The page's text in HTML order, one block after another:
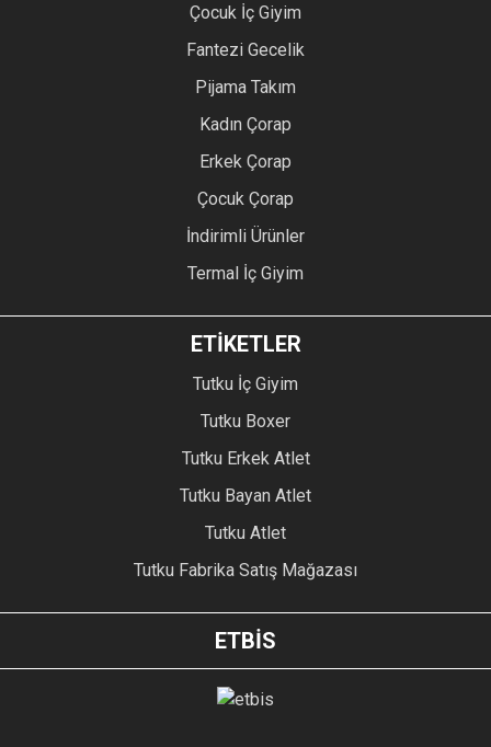
Çocuk İç Giyim
Fantezi Gecelik
Pijama Takım
Kadın Çorap
Erkek Çorap
Çocuk Çorap
İndirimli Ürünler
Termal İç Giyim
ETİKETLER
Tutku İç Giyim
Tutku Boxer
Tutku Erkek Atlet
Tutku Bayan Atlet
Tutku Atlet
Tutku Fabrika Satış Mağazası
ETBİS